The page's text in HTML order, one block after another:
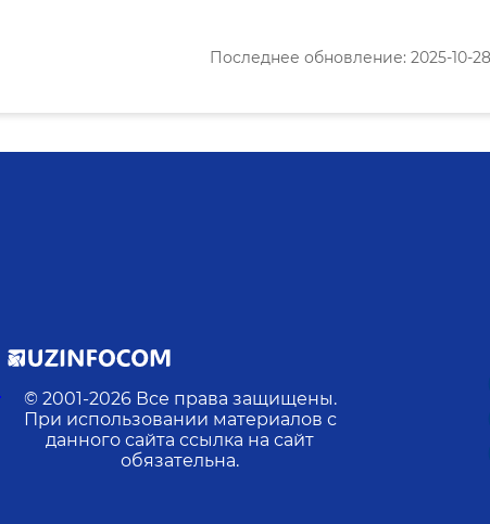
Последнее обновление: 2025-10-28
© 2001-2026 Все права защищены.
При использовании материалов с
данного сайта ссылка на сайт
обязательна.